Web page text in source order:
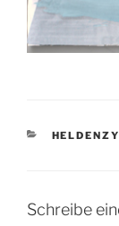
Schreibe